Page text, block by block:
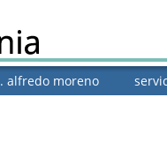
alfredo moreno